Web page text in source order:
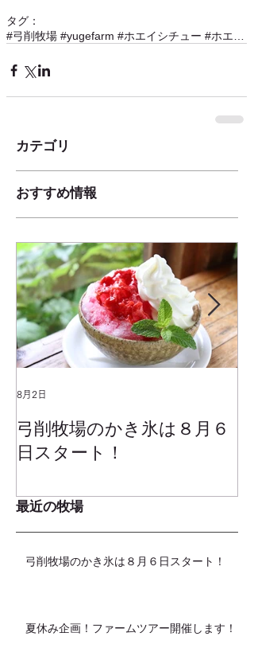
タグ：
カテゴリ
おすすめ情報
弓削牧場のかき氷は８月６
日スタート！
8月2日
最近の牧場
弓削牧場のかき氷は８月６日スタート！
夏休み企画！ファームツアー開催します！